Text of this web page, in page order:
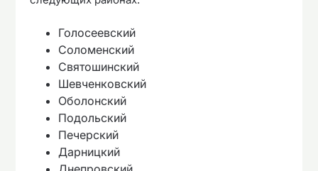
Голосеевский
Соломенский
Святошинский
Шевченковский
Оболонский
Подольский
Печерский
Дарницкий